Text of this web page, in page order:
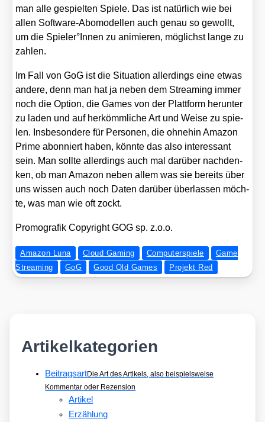
man alle gespiel­ten Spie­le. Das ist natür­lich wie bei
allen Soft­ware-Abo­mo­del­len auch genau so gewollt,
um die Spieler°Innen zu ani­mie­ren, mög­lichst lan­ge zu
zah­len.
Im Fall von GoG ist die Situa­ti­on aller­dings eine etwas
ande­re, denn man hat ja neben dem Strea­ming immer
noch die Opti­on, die Games von der Platt­form her­un­ter
zu laden und auf her­kömm­li­che Art und Wei­se zu spie­
len. Ins­be­son­de­re für Per­so­nen, die ohne­hin Ama­zon
Prime abon­niert haben, könn­te das also inter­es­sant
sein. Man soll­te aller­dings auch mal dar­über nach­den­
ken, ob man Ama­zon neben allem was sie bereits über
uns wis­sen auch noch Daten dar­über über­las­sen möch­
te, was man wie oft zockt.
Pro­mo­gra­fik Copy­right GOG sp. z.o.o.
Amazon Luna Cloud Gaming Computerspiele
Game
Streaming
GoG Good Old Games Projekt Red
Artikelkategorien
BeitragsartDie Art des Artikels, also beispielsweise
Kommentar oder Rezension
Artikel
Erzählung